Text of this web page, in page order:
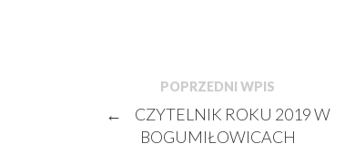
POPRZEDNI WPIS
←
CZYTELNIK ROKU 2019 W
BOGUMIŁOWICACH